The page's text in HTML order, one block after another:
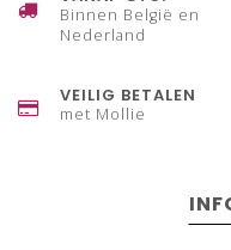
Binnen België en
Nederland
VEILIG BETALEN
met Mollie